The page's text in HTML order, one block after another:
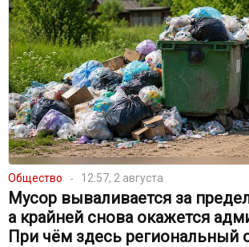
Общество 12:57, 2 августа
Мусор вываливается за
а крайней снова окажется
При чём здесь региональный